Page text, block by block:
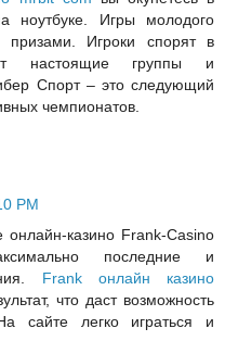
ноутбуке. Игры молодого
Игроки спорят в
настоящие группы и
Спорт – это следующий
чемпионатов.
PM
онлайн-казино Frank-Casino
последние и
Frank онлайн казино
что даст возможность
сайте легко играться и